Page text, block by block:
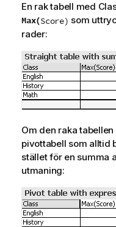
En rak tabell med
Max(Score) som
rader:
Om den raka
pivottabell som alltid
stället för en summa
utmaning: